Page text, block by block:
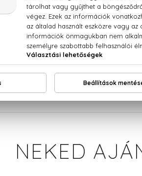
Lauryl Sulfate, Sodium Myreth
Parfum (Fragrance), Citric
Maltodextrin, Calcium
Benzyl Alcohol, Propylene
Kernel Oil, Linum
Magnesium
Glutamate Diacetate
NEKED